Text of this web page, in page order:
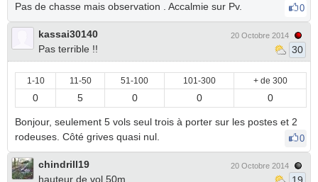
Pas de chasse mais observation . Accalmie sur Pv. 0
kassai30140
Pas terrible !!
20 Octobre 2014
30
1-10 11-50 51-100 101-300 + de 300
0 5 0 0 0
Bonjour, seulement 5 vols seul trois à porter sur les postes et 2
rodeuses. Côté grives quasi nul.
0
chindrill19
hauteur de vol 50m
20 Octobre 2014